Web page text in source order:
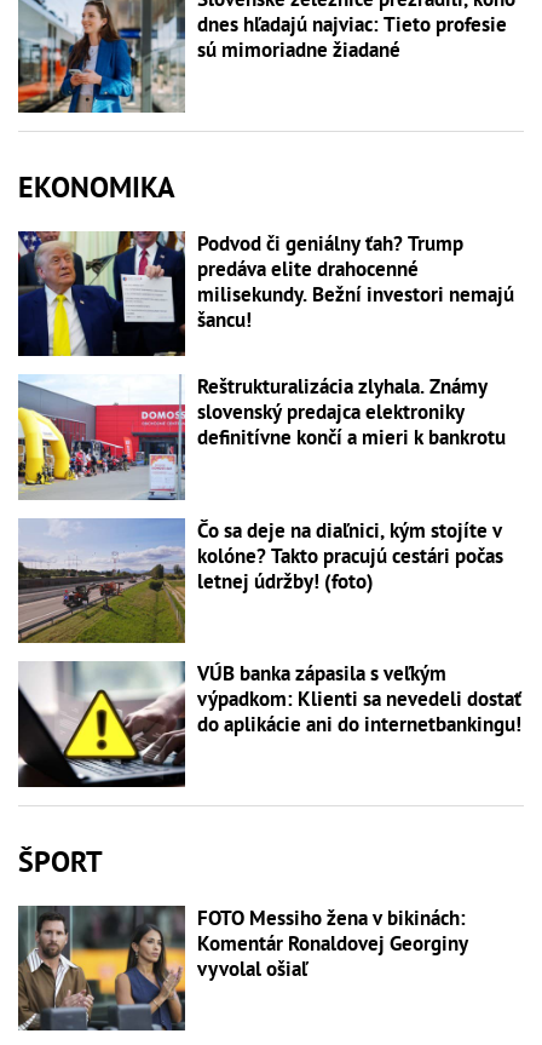
dnes hľadajú najviac: Tieto profesie
sú mimoriadne žiadané
EKONOMIKA
Podvod či geniálny ťah? Trump
predáva elite drahocenné
milisekundy. Bežní investori nemajú
šancu!
Reštrukturalizácia zlyhala. Známy
slovenský predajca elektroniky
definitívne končí a mieri k bankrotu
Čo sa deje na diaľnici, kým stojíte v
kolóne? Takto pracujú cestári počas
letnej údržby! (foto)
VÚB banka zápasila s veľkým
výpadkom: Klienti sa nevedeli dostať
do aplikácie ani do internetbankingu!
ŠPORT
FOTO Messiho žena v bikinách:
Komentár Ronaldovej Georginy
vyvolal ošiaľ